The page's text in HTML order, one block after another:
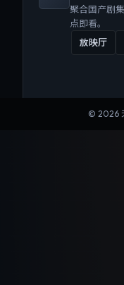
聚合国产剧
点即看。
放映厅
© 2026